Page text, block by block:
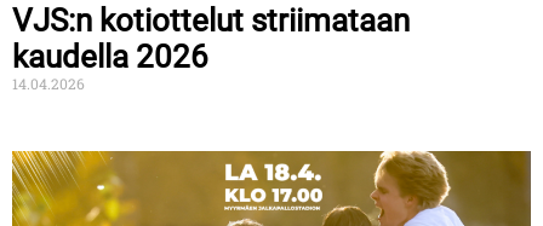
VJS:n kotiottelut striimataan
kaudella 2026
14.04.2026